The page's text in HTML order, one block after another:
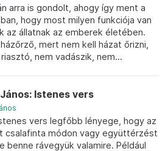
arra is gondolt, ahogy így ment a
hogy most milyen funkciója van
az állatnak az emberek életében.
mert nem kell házat őrizni,
nem vadászik, nem...
Istenes vers
vers legfőbb lényege, hogy az
csalafinta módon vagy együttérzést
benne rávegyük valamire. Például